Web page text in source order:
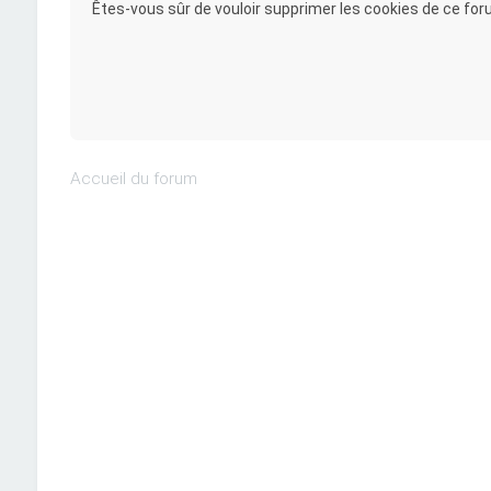
Êtes-vous sûr de vouloir supprimer les cookies de ce
Accueil du forum